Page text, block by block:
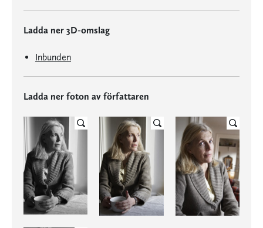
Ladda ner 3D-omslag
Inbunden
Ladda ner foton av författaren